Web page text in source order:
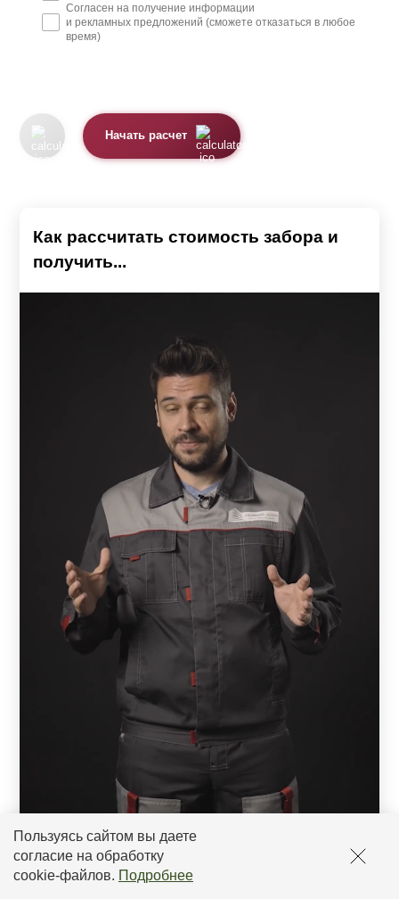
Пользуясь сайтом вы даете
согласие на обработку
cookie-файлов. Подробнее
Согласен на получение информации
и рекламных предложений (сможете отказаться в любое
время)
Начать расчет
Как рассчитать стоимость забора и
получить...